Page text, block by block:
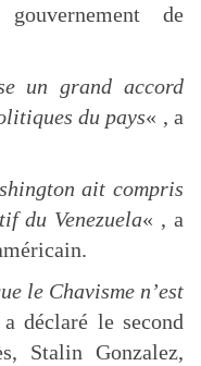
de
un grand accord
du pays« , a
ait compris
du Venezuela« , a
le Chavisme n’est
déclaré le second
Stalin Gonzalez,